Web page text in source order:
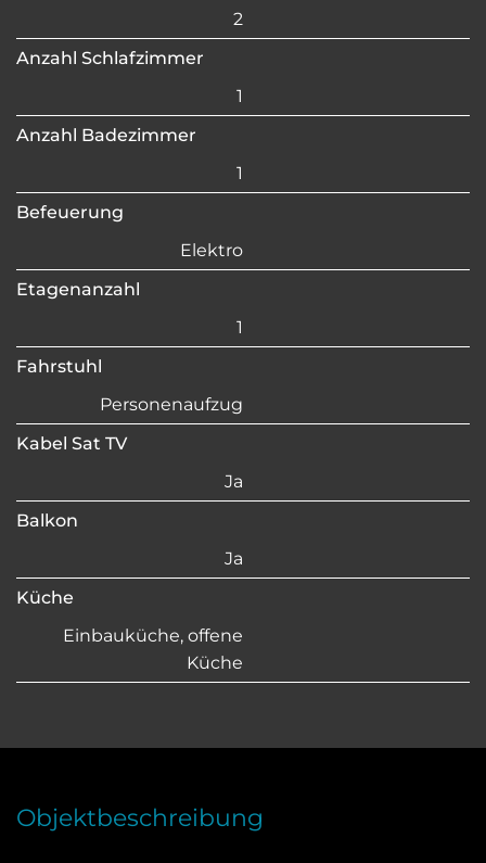
2
Anzahl Schlafzimmer
1
Anzahl Badezimmer
1
Befeuerung
Elektro
Etagenanzahl
1
Fahrstuhl
Personenaufzug
Kabel Sat TV
Ja
Balkon
Ja
Küche
Einbauküche, offene
Küche
Objektbeschreibung